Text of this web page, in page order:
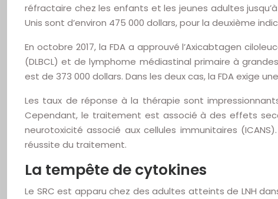
réfractaire chez les enfants et les jeunes adultes
Unis sont d’environ 475 000 dollars, pour la deuxième
En octobre 2017, la FDA a approuvé l’Axicabtagen
(DLBCL) et de lymphome médiastinal primaire à
est de 373 000 dollars. Dans les deux cas, la FDA exige
Les taux de réponse à la thérapie sont
Cependant, le traitement est associé à des effets
neurotoxicité associé aux cellules immunitaires
réussite du traitement.
La tempête de cytokines
Le SRC est apparu chez des adultes atteints de LNH